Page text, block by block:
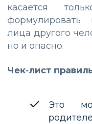
касается
лица другого
но и опасно.
Чек-лист
Это